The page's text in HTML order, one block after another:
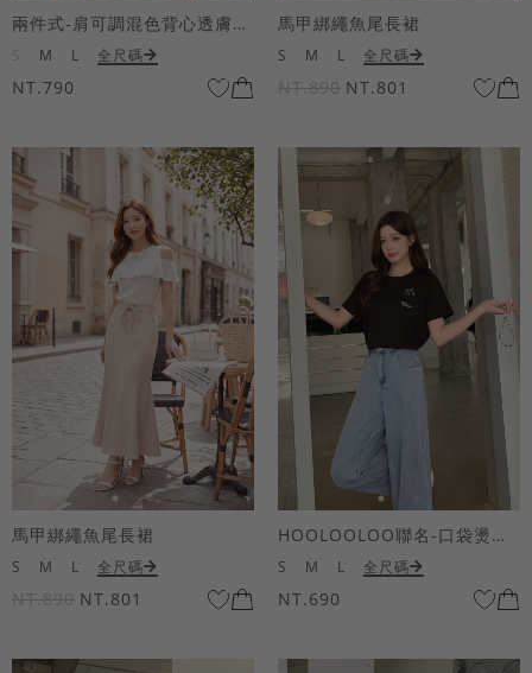
兩件式-肩可調混色背心透膚上衣套組
M L 全尺碼
NT.790
馬甲綁繩魚尾長裙
S M L 全尺碼
NT.890 NT.801
馬甲綁繩魚尾長裙
S M L 全尺碼
NT.890 NT.801
HOOLOOLOO聯名-口袋燙金KUKU熊短袖上衣
S M L 全尺碼
NT.690